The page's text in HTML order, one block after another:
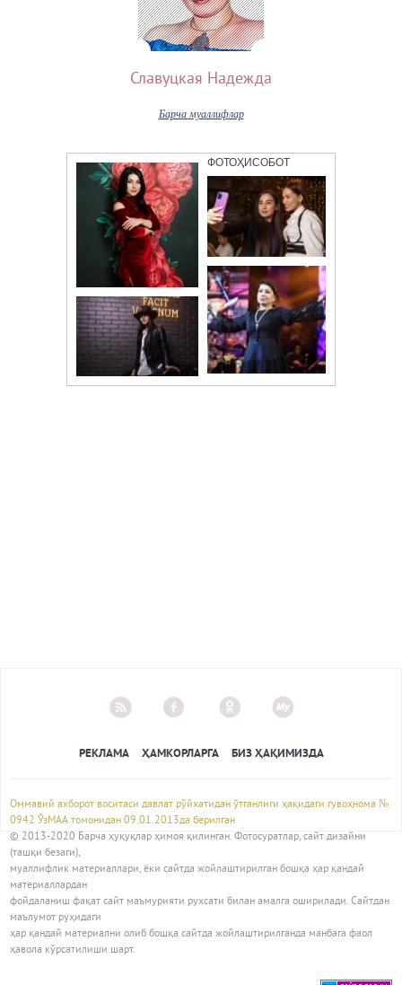
Славуцкая Надежда
Барча муаллифлар
ФОТОҲИСОБОТ
РЕКЛАМА ҲАМКОРЛАРГА БИЗ ҲАҚИМИЗДА
Оммавий ахборот воситаси давлат рўйхатидан ўтганлиги ҳақидаги гувоҳнома №
0942 ЎзМАА томонидан 09.01.2013да берилган
© 2013-2020 Барча ҳуқуқлар ҳимоя қилинган. Фотосуратлар, сайт дизайни
(ташқи безаги),
муаллифлик материаллари, ёки сайтда жойлаштирилган бошқа ҳар қандай
материаллардан
фойдаланиш фақат сайт маъмурияти рухсати билан амалга оширилади. Сайтдан
маълумот руҳидаги
ҳар қандай материални олиб бошқа сайтда жойлаштирилганда манбага фаол
ҳавола кўрсатилиши шарт.